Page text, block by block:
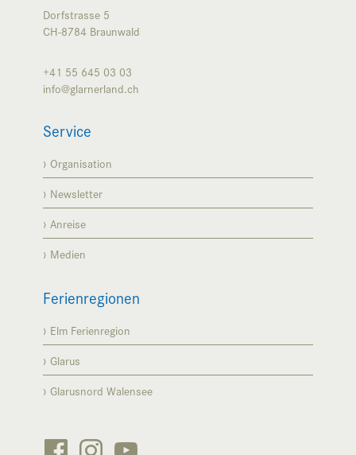
Dorfstrasse 5
CH-8784 Braunwald
+41 55 645 03 03
info@glarnerland.ch
Service
Organisation
Newsletter
Anreise
Medien
Ferienregionen
Elm Ferienregion
Glarus
Glarusnord Walensee
  